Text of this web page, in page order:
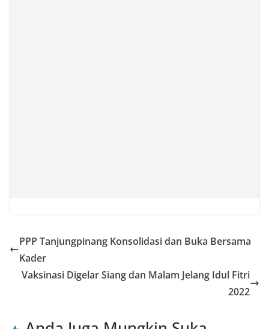
PPP Tanjungpinang Konsolidasi dan Buka Bersama
Kader
Vaksinasi Digelar Siang dan Malam Jelang Idul Fitri
2022